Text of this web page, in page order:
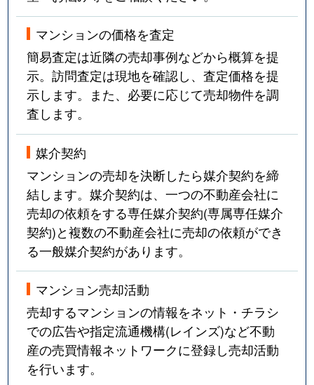
マンションの価格を査定
簡易査定は近隣の売却事例などから概算を提
示。訪問査定は現地を確認し、査定価格を提
示します。また、必要に応じて売却物件を調
査します。
媒介契約
マンションの売却を決断したら媒介契約を締
結します。媒介契約は、一つの不動産会社に
売却の依頼をする専任媒介契約(専属専任媒介
契約)と複数の不動産会社に売却の依頼ができ
る一般媒介契約があります。
マンション売却活動
売却するマンションの情報をネット・チラシ
での広告や指定流通機構(レインズ)など不動
産の売買情報ネットワークに登録し売却活動
を行います。